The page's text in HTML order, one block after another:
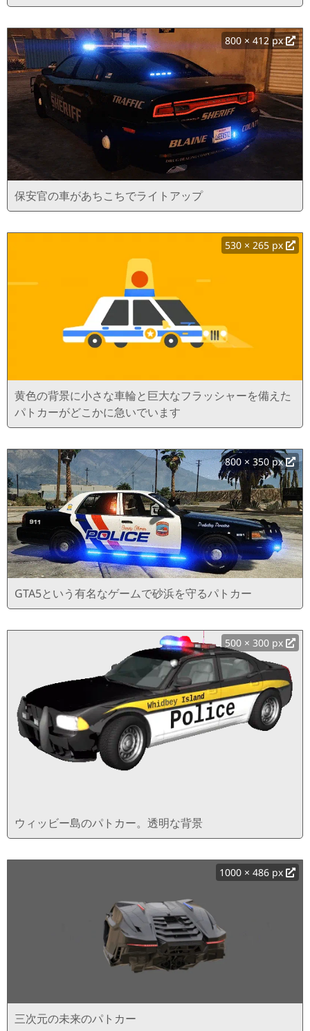
800 × 412 px
保安官の車があちこちでライトアップ
530 × 265 px
黄色の背景に小さな車輪と巨大なフラッシャーを備えた
パトカーがどこかに急いでいます
800 × 350 px
GTA5という有名なゲームで砂浜を守るパトカー
500 × 300 px
ウィッビー島のパトカー。透明な背景
1000 × 486 px
三次元の未来のパトカー